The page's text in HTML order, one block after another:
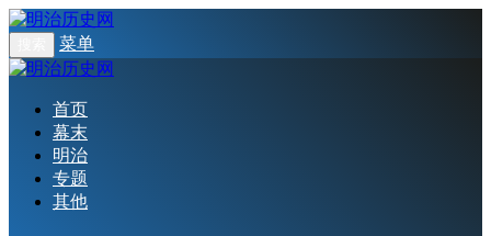
菜单
首页
幕末
明治
专题
其他